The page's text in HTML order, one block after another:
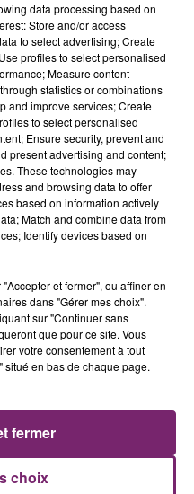
PODCASTS
PUBLICITÉ
data processing based on
Store and/or access
to select advertising; Create
profiles to select personalised
Measure content
statistics or combinations
and improve services; Create
to select personalised
Ensure security, prevent and
present advertising and content;
These technologies may
and browsing data to offer
based on information actively
Match and combine data from
Identify devices based on
et fermer", ou affiner en
dans "Gérer mes choix".
sur "Continuer sans
que pour ce site. Vous
votre consentement à tout
en bas de chaque page.
choix
fermer